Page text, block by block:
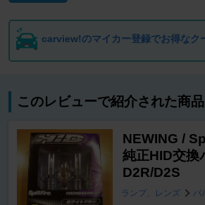
carview!のマイカー登録でお得なク
このレビューで紹介された商品
NEWING /
純正HID交換
D2R/D2S
ランプ、レンズ
バ